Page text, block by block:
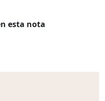
esta nota